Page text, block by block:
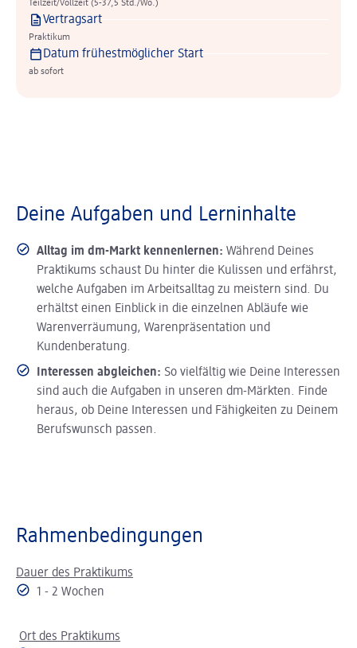
Teilzeit/Vollzeit (5-37,5 Std./Wo.)
Vertragsart
Praktikum
Datum frühestmöglicher Start
ab sofort
Deine Aufgaben und Lerninhalte
Alltag im dm-Markt kennenlernen: Während Deines
Praktikums schaust Du hinter die Kulissen und erfährst,
welche Aufgaben im Arbeitsalltag zu meistern sind. Du
erhältst einen Einblick in die einzelnen Abläufe wie
Warenverräumung, Warenpräsentation und
Kundenberatung.
Interessen abgleichen: So vielfältig wie Deine Interessen
sind auch die Aufgaben in unseren dm-Märkten. Finde
heraus, ob Deine Interessen und Fähigkeiten zu Deinem
Berufswunsch passen.
Rahmenbedingungen
Dauer des Praktikums
1 - 2 Wochen
Ort des Praktikums